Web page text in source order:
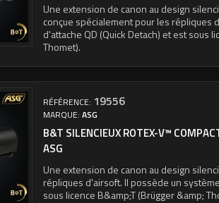
Une extension de canon au design
conçue spécialement pour les répliques
d'attache QD (Quick Detach) et est sous
Thomet).
RÉFÉRENCE: 19556
MARQUE:ASG
B&T SILENCIEUX ROTEX-V™
ASG
Une extension de canon au design
répliques d'airsoft. Il possède un
sous licence B&amp;T (Brügger &amp;